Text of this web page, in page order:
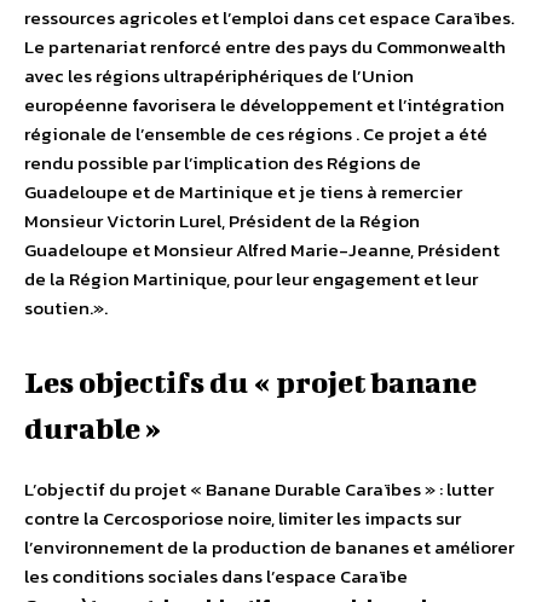
ressources agricoles et l’emploi dans cet espace Caraïbes.
Le partenariat renforcé entre des pays du Commonwealth
avec les régions ultrapériphériques de l’Union
européenne favorisera le développement et l’intégration
régionale de l’ensemble de ces régions . Ce projet a été
rendu possible par l’implication des Régions de
Guadeloupe et de Martinique et je tiens à remercier
Monsieur Victorin Lurel, Président de la Région
Guadeloupe et Monsieur Alfred Marie-Jeanne, Président
de la Région Martinique, pour leur engagement et leur
soutien.».
Les objectifs du « projet banane
durable »
L’objectif du projet « Banane Durable Caraïbes » : lutter
contre la Cercosporiose noire, limiter les impacts sur
l’environnement de la production de bananes et améliorer
les conditions sociales dans l’espace Caraïbe